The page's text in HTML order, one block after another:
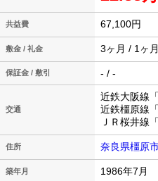
共益費 67,100円
敷金 / 礼金 3ヶ月 / 1ヶ月
保証金 / 敷引 - / -
交通
近鉄大阪線
近鉄橿原線
ＪＲ桜井線
住所 奈良県橿原
築年月 1986年7月